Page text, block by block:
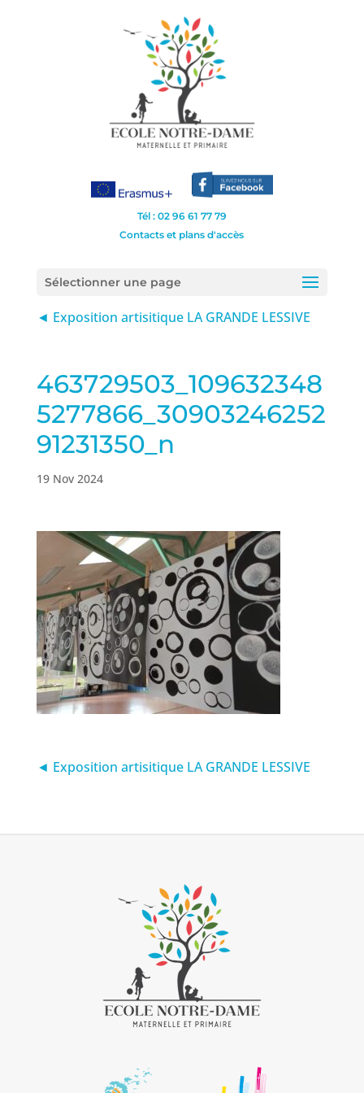
Tél : 02 96 61 77 79
Contacts et plans d'accès
Sélectionner une page
◄ Exposition artisitique LA GRANDE LESSIVE
463729503_109632348
5277866_30903246252
91231350_n
19 Nov 2024
◄ Exposition artisitique LA GRANDE LESSIVE